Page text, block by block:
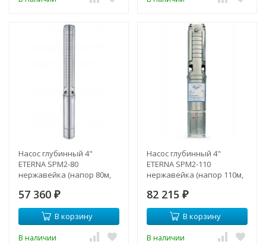
Насос глубинный 4"
ETERNA SPM2-80
нержавейка (напор 80м,
57 360 ₽
В корзину
В наличии
Насос глубинный 4"
ETERNA SPM2-110
нержавейка (напор 110м,
82 215 ₽
В корзину
В наличии